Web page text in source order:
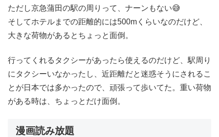
ただし京急蒲田の駅の周りって、ナーンもない😅
そしてホテルまでの距離的には500mくらいなのだけど、
大きな荷物があるとちょっと面倒。
行ってくれるタクシーがあったら使えるのだけど、駅周り
にタクシーいなかったし、近距離だと迷惑そうにされるこ
とが日本では多かったので、頑張って歩いてた。重い荷物
がある時は、ちょっとだけ面倒。
漫画読み放題